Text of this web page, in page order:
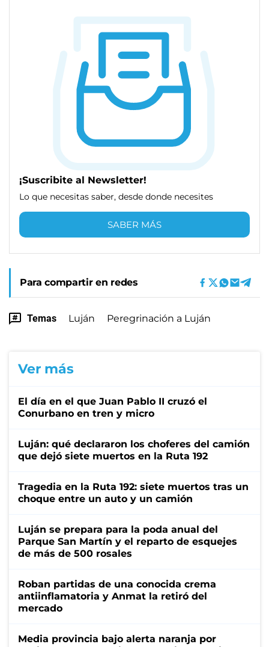
¡Suscribite al Newsletter!
Lo que necesitas saber, desde donde necesites
SABER MÁS
Para compartir en redes
Temas Luján Peregrinación a Luján
Ver más
El día en el que Juan Pablo II cruzó el
Conurbano en tren y micro
Luján: qué declararon los choferes del camión
que dejó siete muertos en la Ruta 192
Tragedia en la Ruta 192: siete muertos tras un
choque entre un auto y un camión
Luján se prepara para la poda anual del
Parque San Martín y el reparto de esquejes
de más de 500 rosales
Roban partidas de una conocida crema
antiinflamatoria y Anmat la retiró del
mercado
Media provincia bajo alerta naranja por